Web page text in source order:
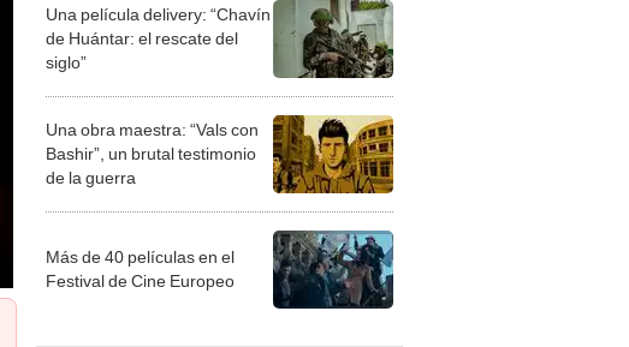
Una película delivery: “Chavín
de Huántar: el rescate del
siglo”
Una obra maestra: “Vals con
Bashir”, un brutal testimonio
de la guerra
Más de 40 películas en el
Festival de Cine Europeo